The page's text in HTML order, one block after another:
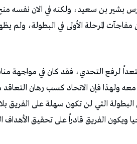
بشير بن سعيد، ولكنه في الان نفسه
المرحلة الأولى في البطولة، ولم
لرفع التحدي، فقد كان في مواجهة
ولهذا فإن الاتحاد كسب رهان التعاقد
البطولة التي لن تكون سهلة على الفريق
ويكون الفريق قادراً على تحقيق الأهداف